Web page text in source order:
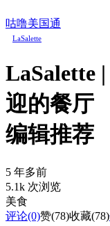
咕噜美国通
LaSalette
LaSalette
迎的餐厅
编辑推荐
5 年多前
5.1k 次浏览
美食
评论(0)赞(78)收藏(78)